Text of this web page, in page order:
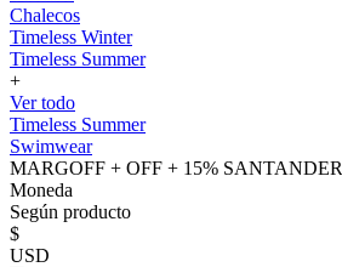
Chalecos
Timeless Winter
Timeless Summer
+
Ver todo
Timeless Summer
Swimwear
MARGOFF + OFF + 15% SANTANDER
Moneda
Según producto
$
USD